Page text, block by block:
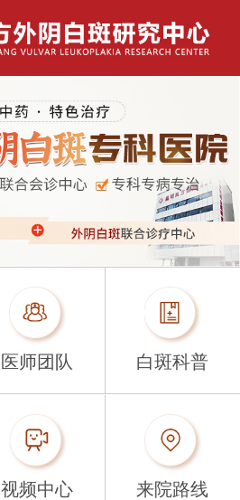
医师团队 白斑科普
视频中心 来院路线